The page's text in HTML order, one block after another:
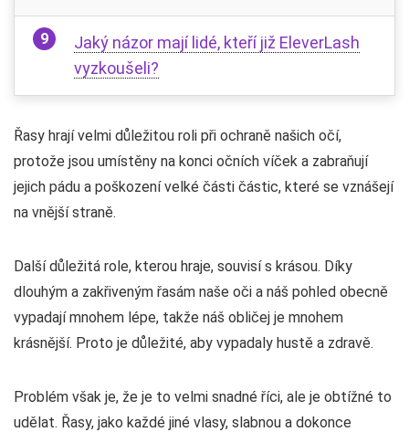
Jaký názor mají lidé, kteří již EleverLash
vyzkoušeli?
Řasy hrají velmi důležitou roli při ochraně našich očí,
protože jsou umístěny na konci očních víček a zabraňují
jejich pádu a poškození velké části částic, které se vznášejí
na vnější straně.
Další důležitá role, kterou hraje, souvisí s krásou. Díky
dlouhým a zakřiveným řasám naše oči a náš pohled obecně
vypadají mnohem lépe, takže náš obličej je mnohem
krásnější. Proto je důležité, aby vypadaly hustě a zdravě.
Problém však je, že je to velmi snadné říci, ale je obtížné to
udělat. Řasy, jako každé jiné vlasy, slabnou a dokonce